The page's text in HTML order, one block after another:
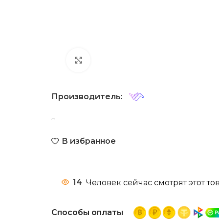
Производитель:
В избранное
14 Человек сейчас смотрят этот
Способы оплаты